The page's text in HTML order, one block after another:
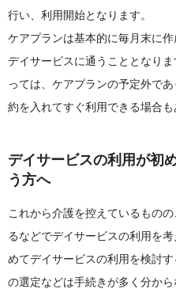
行い、利用開始となります。
ケアプランは基本的に毎月末に
デイサービスに通うこととなり
っては、ケアプランの予定外で
約を入れてすぐ利用できる場合も
デイサービスの利用が初
う方へ
これから介護を控えているもの
るなどでデイサービスの利用を
めてデイサービスの利用を検討
の選定などは手続きが多く分から